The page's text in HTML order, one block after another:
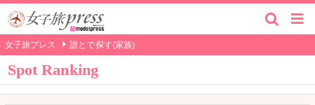
女子旅プレス 誰とで探す(家族)
Spot Ranking